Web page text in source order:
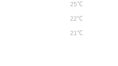
25℃
22℃
21℃